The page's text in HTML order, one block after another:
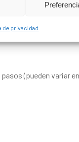
de privacidad
más fácil encontrar las
la web solicitada.
(pueden variar